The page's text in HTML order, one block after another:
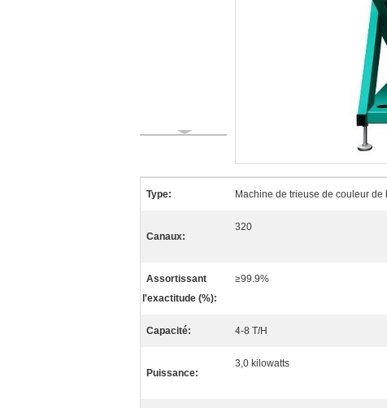
Type: Machine de trieuse de couleur de
Canaux:
320
Assortissant
l'exactitude (%):
≥99.9%
Capacité: 4-8 T/H
Puissance:
3,0 kilowatts